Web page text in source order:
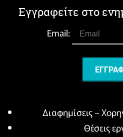
Εγγραφείτε στο
Email:
Διαφημίσεις –
Θέσεις